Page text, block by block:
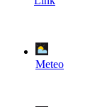
Meteo